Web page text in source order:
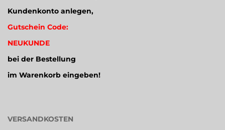
Kundenkonto anlegen,
Gutschein Code:
NEUKUNDE
bei der Bestellung
im Warenkorb eingeben!
VERSANDKOSTEN